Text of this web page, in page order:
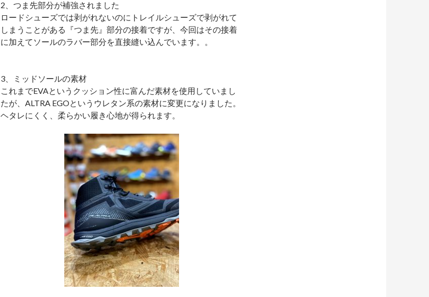
2、つま先部分が補強されました
ロードシューズでは剥がれないのにトレイルシューズで剥がれて
しまうことがある『つま先』部分の接着ですが、今回はその接着
に加えてソールのラバー部分を直接縫い込んでいます。。
3、ミッドソールの素材
これまでEVAというクッション性に富んだ素材を使用していまし
たが、ALTRA EGOというウレタン系の素材に変更になりました。
ヘタレにくく、柔らかい履き心地が得られます。